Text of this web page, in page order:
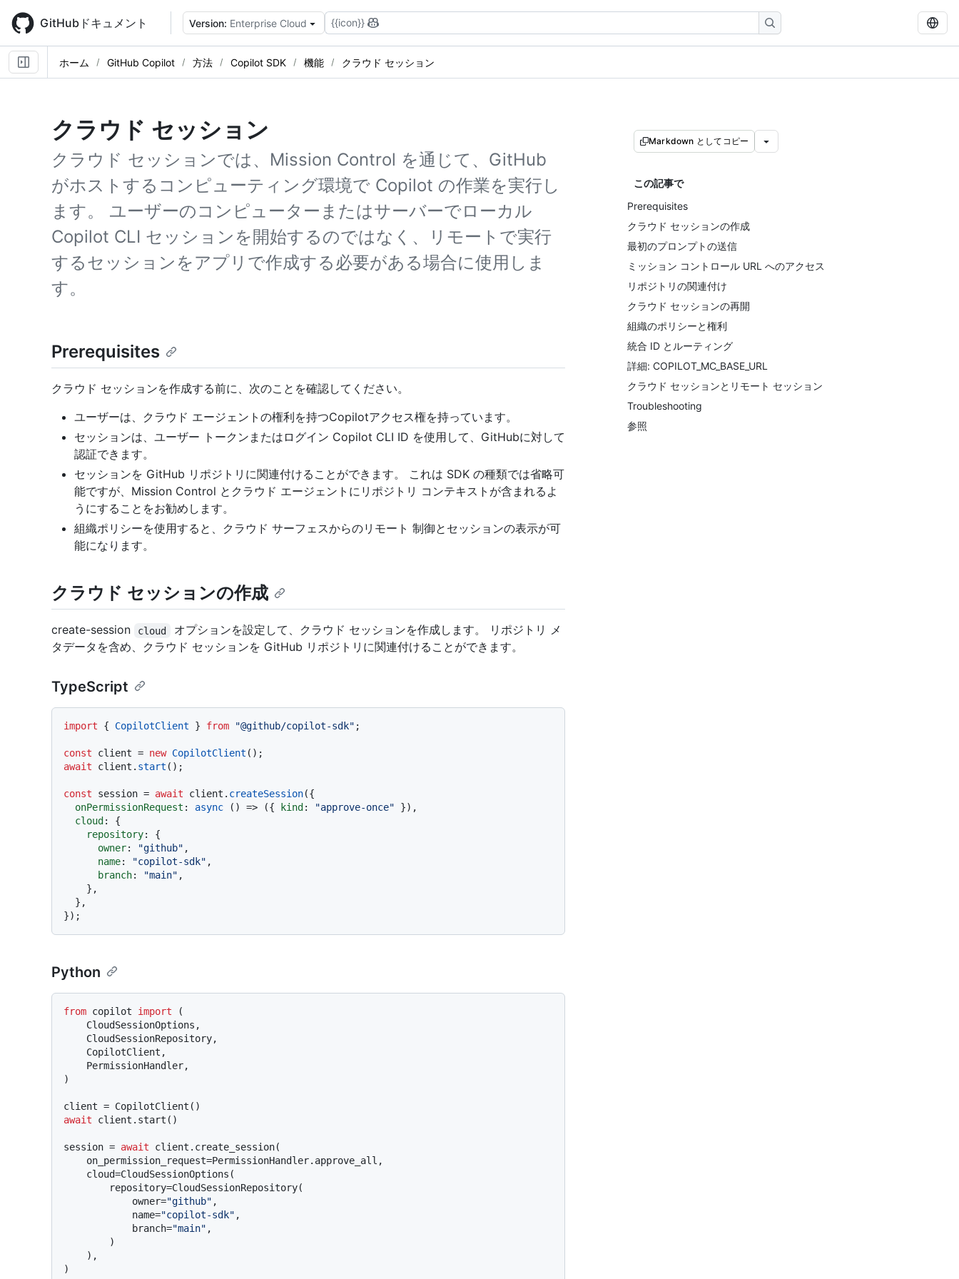
main
content
GitHubドキュメント Version: Enterprise Cloud {{icon}}
ホーム GitHub Copilot 方法 Copilot SDK 機能 クラウド セッション
クラウド セッション
クラウド セッションでは、Mission Control を通じて、GitHub
がホストするコンピューティング環境で Copilot の作業を実行し
ます。 ユーザーのコンピューターまたはサーバーでローカル
Copilot CLI セッションを開始するのではなく、リモートで実行
するセッションをアプリで作成する必要がある場合に使用しま
す。
Markdown としてコピー
この記事で
Prerequisites
クラウド セッションの作成
最初のプロンプトの送信
ミッション コントロール URL へのアクセス
リポジトリの関連付け
クラウド セッションの再開
組織のポリシーと権利
統合 ID とルーティング
詳細: COPILOT_MC_BASE_URL
クラウド セッションとリモート セッション
Troubleshooting
参照
Prerequisites
クラウド セッションを作成する前に、次のことを確認してください。
ユーザーは、クラウド エージェントの権利を持つCopilotアクセス権を持っています。
セッションは、ユーザー トークンまたはログイン Copilot CLI ID を使用して、GitHubに対して
認証できます。
セッションを GitHub リポジトリに関連付けることができます。 これは SDK の種類では省略可
能ですが、Mission Control とクラウド エージェントにリポジトリ コンテキストが含まれるよ
うにすることをお勧めします。
組織ポリシーを使用すると、クラウド サーフェスからのリモート 制御とセッションの表示が可
能になります。
クラウド セッションの作成
create-session cloud
オプションを設定して、クラウド セッションを作成します。 リポジトリ メ
タデータを含め、クラウド セッションを GitHub リポジトリに関連付けることができます。
TypeScript
import { CopilotClient } from "@github/copilot-sdk" ;
const client = new CopilotClient
await client. start ();
const session = await client. createSession({
onPermissionRequest : async () => ({ kind : "approve-once" }),
cloud : {
repository: {
owner: "github" ,
name: "copilot-sdk" ,
branch: "main" ,
Python
from copilot import (
)
await client.start()
session = await client.create_session(
            owner=
"github" ,
            name=
"copilot-sdk" ,
            branch=
"main" ,